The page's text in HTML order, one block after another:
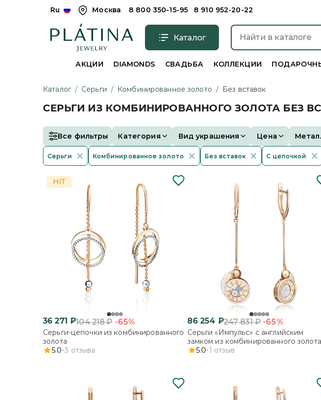
Ru Москва 8 800 350-15-95 8 910 952-20-22
Каталог
АКЦИИ DIAMONDS СВАДЬБА КОЛЛЕКЦИИ
Каталог / Серьги / Комбинированное золото / Без вставок
СЕРЬГИ ИЗ КОМБИНИРОВАННОГО ЗОЛОТА БЕЗ
Все фильтры Категория Вид украшения Цена
Серьги Комбинированное золото Без вставок С цепочкой
36 271 ₽104 218₽ -65%
Серьги-цепочки из комбинированного
золота
5.0 3 отзыва
86 254 ₽247 831₽ -65%
Серьги «Импульс» с английским
замком из комбинированного золота
5.0 1 отзыв